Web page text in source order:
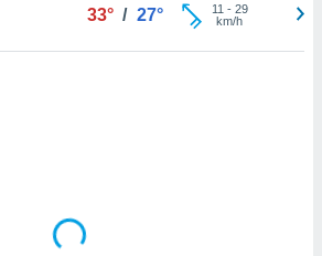
33° / 27° 11 - 29
km/h